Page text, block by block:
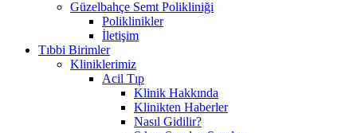
Güzelbahçe Semt Polikliniği
Poliklinikler
İletişim
Tıbbi Birimler
Kliniklerimiz
Acil Tıp
Klinik Hakkında
Klinikten Haberler
Nasıl Gidilir?